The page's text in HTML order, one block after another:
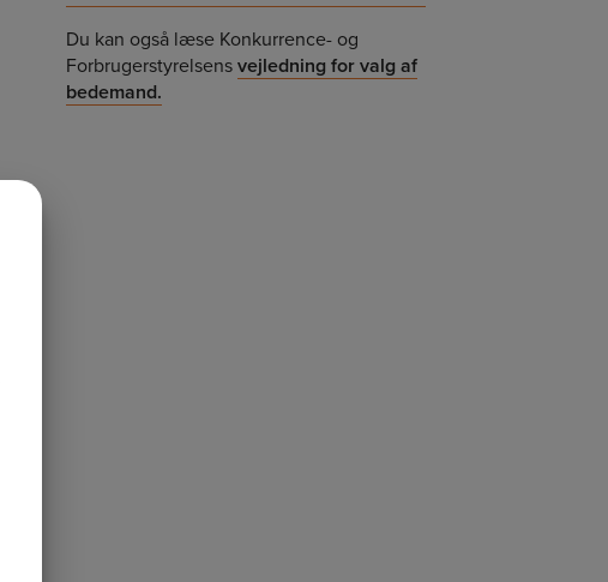
Du kan også læse Konkurrence- og
Forbrugerstyrelsens vejledning for valg af
bedemand.